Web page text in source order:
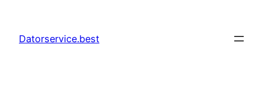
innehåll
Datorservice.best